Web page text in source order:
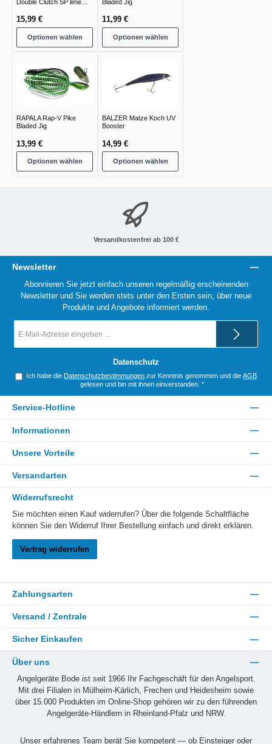
Double Clutch SP lime
15,99 €
Optionen wählen
Bladed Jig
11,99 €
Optionen wählen
RAPALA Rap-V Pike
Bladed Jig
13,99 €
Optionen wählen
BALZER Matze Koch UV
Booster
14,99 €
Optionen wählen
Versandkostenfrei ab 100 €
Newsletter
Abonnieren Sie jetzt einfach unseren regelmäßig erscheinenden
Newsletter und Sie werden stets unter den Ersten sein, über neue
Produkte und Angebote informiert werden.
Mail-
Datenschutz
Ich habe die Datenschutzbestimmungen zur Kenntnis genommen und dieAGB
gelesen und bin mit ihnen einverstanden. *
Service-Hotline
Informationen
Unsere Vorteile
Versandarten
Widerrufsrecht
Sie möchten einen Kauf widerrufen? Über die folgende Schaltfläche
können Sie den Widerruf Ihrer Bestellung einfach und direkt erklären.
Vertrag widerrufen
Zahlungsarten
Versand / Zentrale
Sicher Einkaufen
Über uns
Angelgeräte Bode ist seit 1966 Ihr Fachgeschäft für den Angelsport.
Mit drei Filialen in Mülheim-Kärlich, Frechen und Heidesheim sowie
über 15.000 Produkten im Online-Shop gehören wir zu den führenden
Angelgeräte-Händlern in Rheinland-Pfalz und NRW.
Unser erfahrenes Team berät Sie kompetent — ob Einsteiger oder